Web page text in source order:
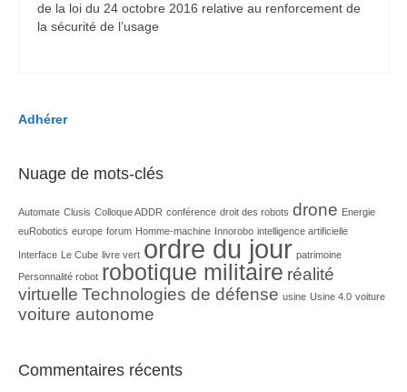
de la loi du 24 octobre 2016 relative au renforcement de
la sécurité de l’usage
Adhérer
Nuage de mots-clés
Automate Clusis Colloque ADDR conférence droit des robots drone Energie
euRobotics europe forum Homme-machine Innorobo intelligence artificielle
Interface Le Cube livre vert ordre du jour patrimoine
Personnalité robot robotique militaire réalité
virtuelle Technologies de défense usine Usine 4.0 voiture
voiture autonome
Commentaires récents